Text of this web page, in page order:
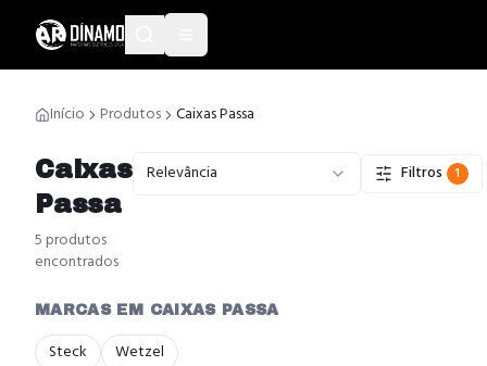
Início Produtos Caixas Passa
Caixas
Passa
5produtos
encontrados
Relevância Filtros 1
MARCAS EM CAIXAS PASSA
Steck Wetzel